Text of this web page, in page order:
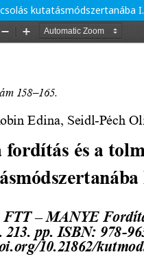
kutatásmódszertanába I.